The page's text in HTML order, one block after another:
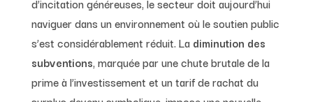
naviguer dans un environnement où le soutien public
s’est considérablement réduit. La diminution des
subventions, marquée par une chute brutale de la
prime à l’investissement et un tarif de rachat du